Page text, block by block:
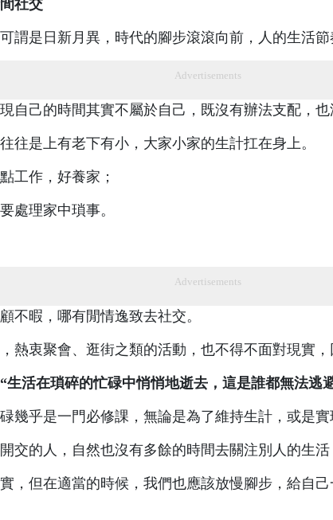
社交
謂是日新月異，時代的腳步滾滾向前，人的生活節
Advertisements
自己的時間其實不屬於自己，既沒有辦法支配，也
往是上有老下有小，大家小家的生計扛在身上。
工作，好養家；
處理家中瑣事。
Advertisements
不暇，哪有閒情逸致去社交。
熱衷聚會、逛街之類的活動，也不得不面對現實，
生活在瑣碎的忙碌中悄悄地逝去，這是誰都無法逃
幾乎是一門必修課，無論是為了維持生計，或是實
交的人，自然也沒有多餘的時間去關注別人的生活
，但在適當的時候，我們也應該放慢腳步，給自己